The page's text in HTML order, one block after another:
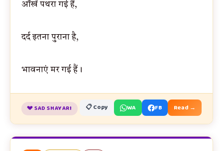
आँखें पथरा गई हैं,
दर्द इतना पुराना है,
भावनाएं मर गई हैं।
💔 SAD SHAYARI 📋 Copy WA FB Read →